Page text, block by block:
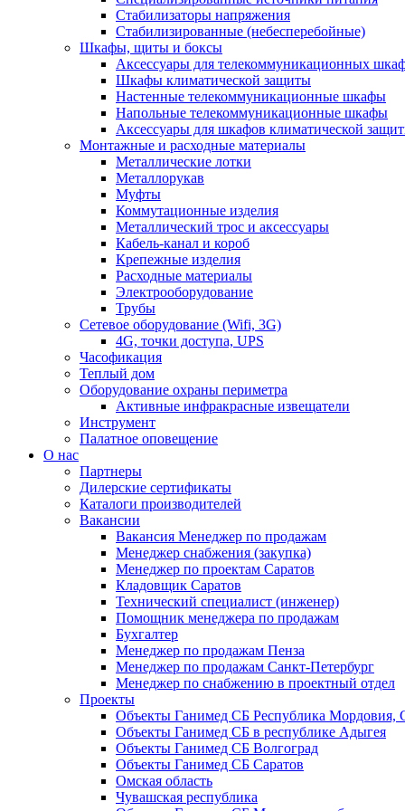
Стабилизаторы напряжения
Стабилизированные (небесперебойные)
Шкафы, щиты и боксы
Аксессуары для телекоммуникационных
Шкафы климатической защиты
Настенные телекоммуникационные шкафы
Напольные телекоммуникационные шкафы
Аксессуары для шкафов климатической
Монтажные и расходные материалы
Металлические лотки
Металлорукав
Муфты
Коммутационные изделия
Металлический трос и аксессуары
Кабель-канал и короб
Крепежные изделия
Расходные материалы
Электрооборудование
Трубы
Сетевое оборудование (Wifi, 3G)
4G, точки доступа, UPS
Часофикация
Теплый дом
Оборудование охраны периметра
Активные инфракрасные извещатели
Инструмент
Палатное оповещение
О нас
Партнеры
Дилерские сертификаты
Каталоги производителей
Вакансии
Вакансия Менеджер по продажам
Менеджер снабжения (закупка)
Менеджер по проектам Саратов
Кладовщик Саратов
Технический специалист (инженер)
Помощник менеджера по продажам
Бухгалтер
Менеджер по продажам Пенза
Менеджер по продажам Санкт-Петербург
Менеджер по снабжению в проектный отдел
Проекты
Объекты Ганимед СБ Республика Мордовия,
Объекты Ганимед СБ в республике Адыгея
Объекты Ганимед СБ Волгоград
Объекты Ганимед СБ Саратов
Омская область
Чувашская республика